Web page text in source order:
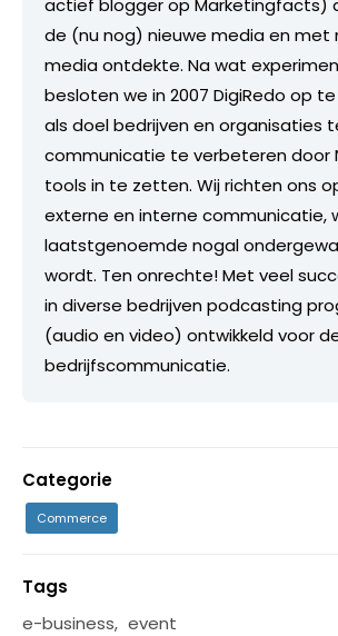
actief blogger op Marketingfacts)
de (nu nog) nieuwe media en met
media ontdekte. Na wat
besloten we in 2007 DigiRedo op
als doel bedrijven en organisaties
communicatie te verbeteren door
tools in te zetten. Wij richten ons
externe en interne communicatie,
laatstgenoemde nogal
wordt. Ten onrechte! Met veel
in diverse bedrijven podcasting
(audio en video) ontwikkeld voor
bedrijfscommunicatie.
Categorie
Commerce
Tags
e-business, event